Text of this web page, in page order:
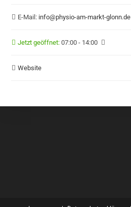
E-Mail: info@physio-am-markt-glonn.de
Jetzt geöffnet: 07:00 - 14:00
Website